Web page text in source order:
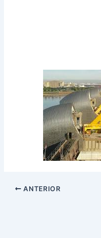
ANTERIOR